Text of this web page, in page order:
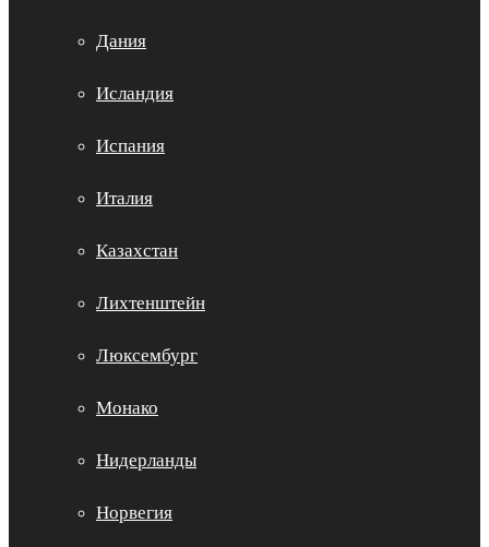
Дания
Исландия
Испания
Италия
Казахстан
Лихтенштейн
Люксембург
Монако
Нидерланды
Норвегия